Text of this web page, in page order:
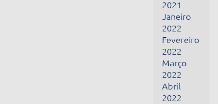
2022
Fevereiro
2024
Março
2024
Abril
2024
Maio
2024
Junho